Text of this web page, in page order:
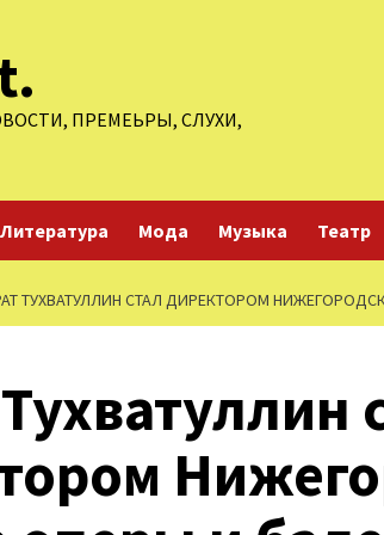
ПРЕМЕЬРЫ, СЛУХИ,
Литература Мода Музыка Театр
ТУХВАТУЛЛИН СТАЛ ДИРЕКТОРОМ